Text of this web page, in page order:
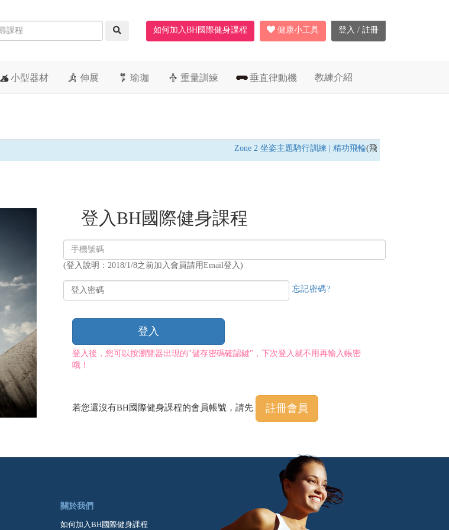
如何加入BH國際健身課程 健康小工具 登入 / 註冊
小型器材 伸展 瑜珈 重量訓練 垂直律動機 教練介紹
Zone 2 坐姿主題騎行訓練 | 精功飛輪(飛輪車) /
登入BH國際健身課程
入
帳
號
(登入說明：2018/1/8之前加入會員請用Email登入)
入
忘記密碼?
登入
登入後，您可以按瀏覽器出現的"儲存密碼確認鍵"，下次登入就不用再輸入帳密
哦！
若您還沒有BH國際健身課程的會員帳號，請先 註冊會員
關於我們
如何加入BH國際健身課程